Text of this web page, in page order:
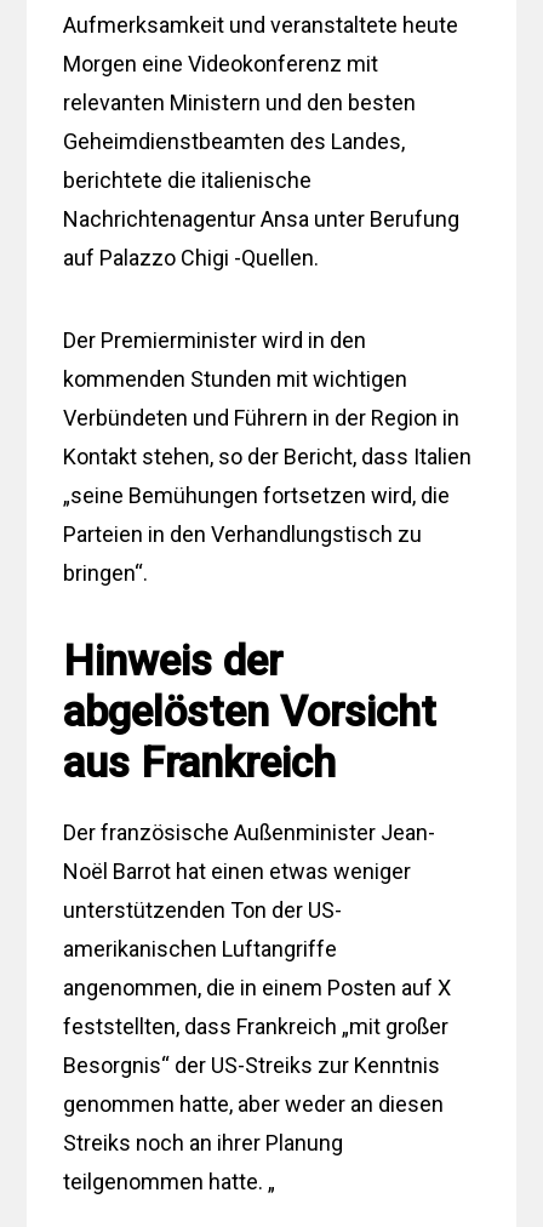
Aufmerksamkeit und veranstaltete heute
Morgen eine Videokonferenz mit
relevanten Ministern und den besten
Geheimdienstbeamten des Landes,
berichtete die italienische
Nachrichtenagentur Ansa unter Berufung
auf Palazzo Chigi -Quellen.
Der Premierminister wird in den
kommenden Stunden mit wichtigen
Verbündeten und Führern in der Region in
Kontakt stehen, so der Bericht, dass Italien
„seine Bemühungen fortsetzen wird, die
Parteien in den Verhandlungstisch zu
bringen“.
Hinweis der
abgelösten Vorsicht
aus Frankreich
Der französische Außenminister Jean-
Noël Barrot hat einen etwas weniger
unterstützenden Ton der US-
amerikanischen Luftangriffe
angenommen, die in einem Posten auf X
feststellten, dass Frankreich „mit großer
Besorgnis“ der US-Streiks zur Kenntnis
genommen hatte, aber weder an diesen
Streiks noch an ihrer Planung
teilgenommen hatte. „